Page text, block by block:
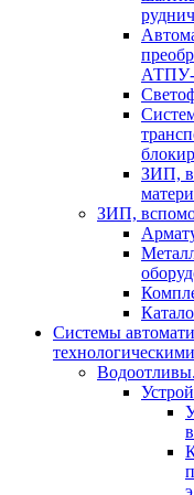
АТПУ-
ЗИП,
ЗИП,
Системы